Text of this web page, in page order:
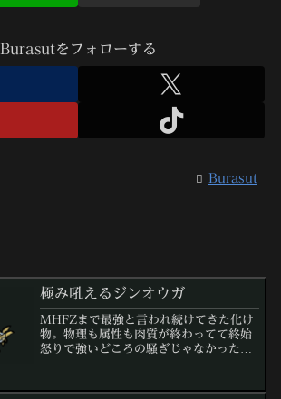
Burasutをフォローする
Burasut
極み吼えるジンオウガ
MHFZまで最強と言われ続けてきた化け
物。物理も属性も肉質が終わってて終始
怒りで強いどころの騒ぎじゃなかった。